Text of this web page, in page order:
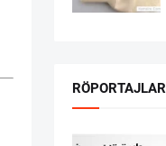
RÖPORTAJLAR